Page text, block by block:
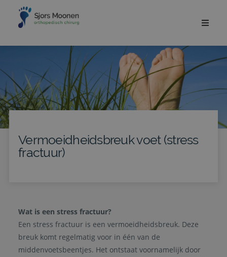
Vermoeidheidsbreuk voet (stress
fractuur)
Wat is een stress fractuur?
Een stress fractuur is een vermoeidheidsbreuk. Deze
breuk komt regelmatig voor in één van de
middenvoetsbeentjes. Het ontstaat voornamelijk door